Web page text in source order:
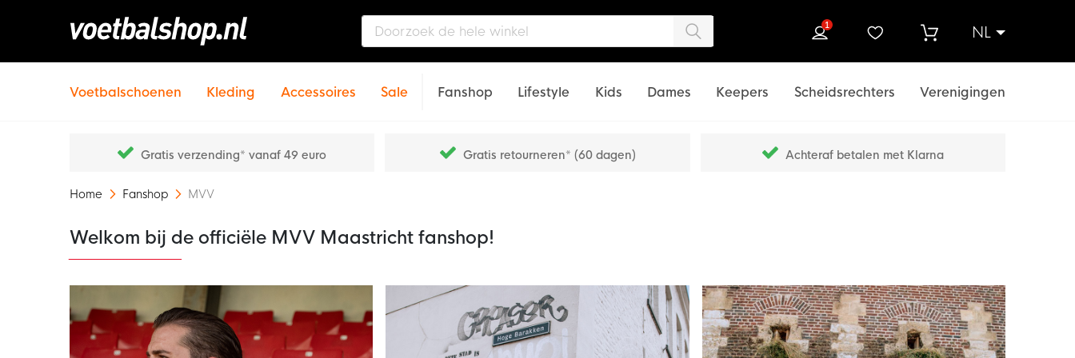
NL
1
Voetbalschoenen Kleding Accessoires Sale Fanshop Lifestyle Kids Dames Keepers Scheidsrechters Verenigingen
Gratis verzending* vanaf 49 euro Gratis retourneren* (60 dagen) Achteraf betalen met Klarna
Home Fanshop MVV
Welkom bij de officiële MVV Maastricht fanshop!